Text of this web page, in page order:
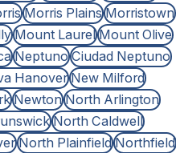
Morris Plains Morristown
Mount Laurel Mount Olive
Neptuno Ciudad Neptuno
Hanover New Milford
Newton North Arlington
North Caldwell
North Plainfield Northfield